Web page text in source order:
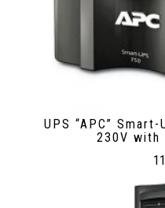
UPS “APC”
230V with